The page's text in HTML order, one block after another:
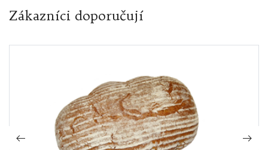
Zákazníci doporučují